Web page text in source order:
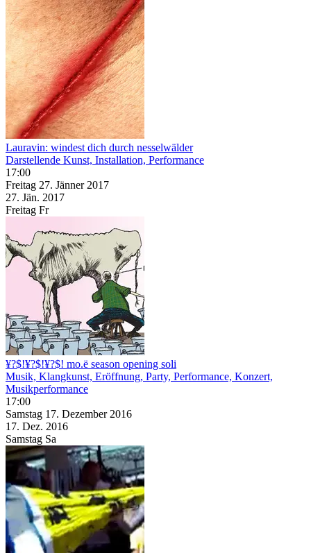
Lauravin: windest dich durch nesselwälder
Darstellende Kunst, Installation, Performance
17:00
Freitag 27. Jänner 2017
27. Jän. 2017
Freitag Fr
¥?$!¥?$!¥?$! mo.ë season opening soli
Musik, Klangkunst, Eröffnung, Party, Performance, Konzert,
Musikperformance
17:00
Samstag 17. Dezember 2016
17. Dez. 2016
Samstag Sa